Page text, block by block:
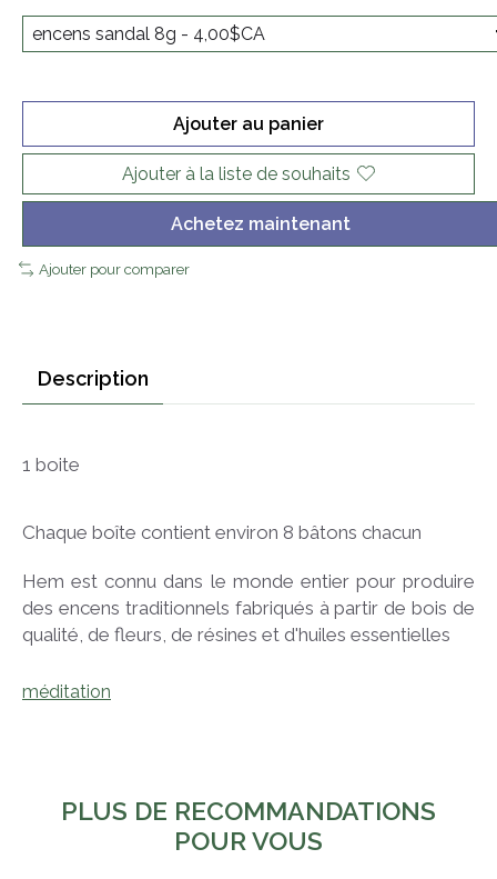
Ajouter au panier
Ajouter à la liste de souhaits
Achetez maintenant
Ajouter pour comparer
Description
1 boite
Chaque boîte contient environ 8 bâtons chacun
Hem est connu dans le monde entier pour produire
des encens traditionnels fabriqués à partir de bois de
qualité, de fleurs, de résines et d'huiles essentielles
méditation
PLUS DE RECOMMANDATIONS
POUR VOUS